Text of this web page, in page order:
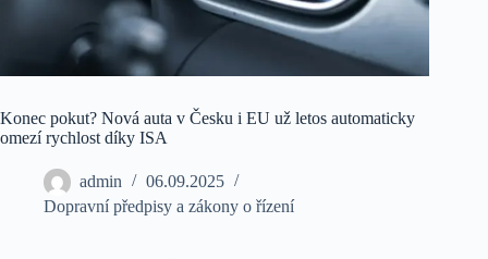
Konec pokut? Nová auta v Česku i EU už letos automaticky
omezí rychlost díky ISA
admin
06.09.2025
Dopravní předpisy a zákony o řízení